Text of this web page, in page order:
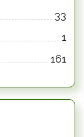
33
1
161